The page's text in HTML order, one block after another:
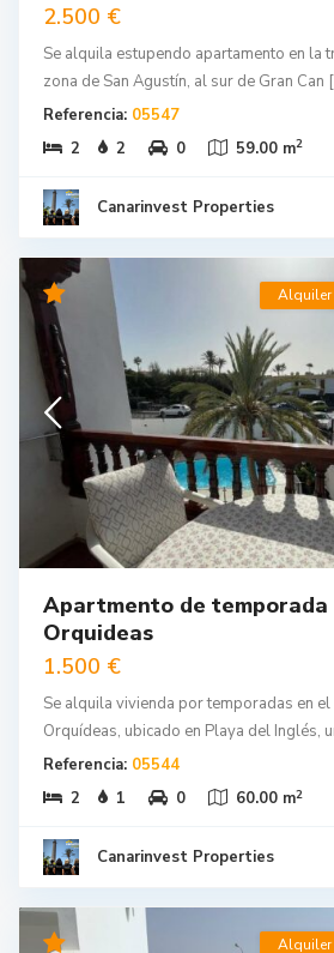
2.500 €
Se alquila estupendo apartamento en la
zona de San Agustín, al sur de Gran Can
Referencia: 05547
2
2 0 59.00 m2
Canarinvest Properties
Alquiler
Apartmento de temporada
Orquideas
1.500 €
Se alquila vivienda por temporadas en
Orquídeas, ubicado en Playa del Inglés,
Referencia: 05544
2
1 0 60.00 m2
Canarinvest Properties
Alquiler